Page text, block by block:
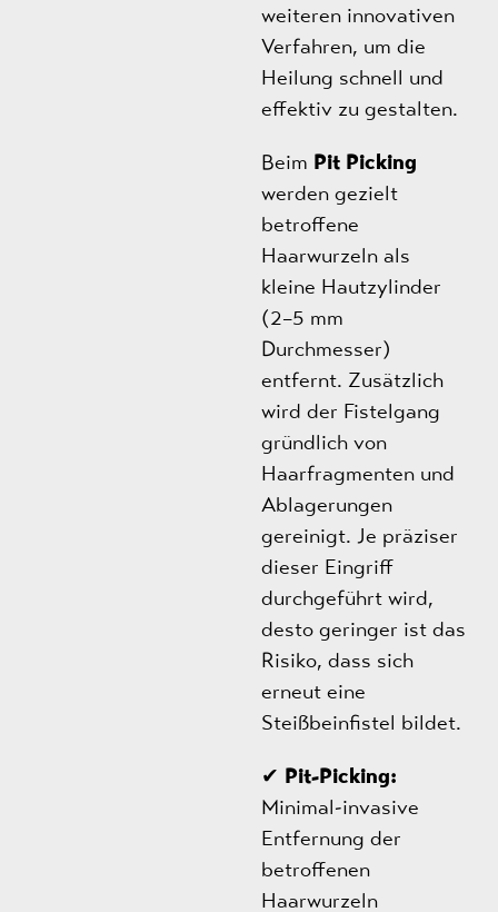
weiteren innovativen
Verfahren, um die
Heilung schnell und
effektiv zu gestalten.
Beim Pit Picking
werden gezielt
betroffene
Haarwurzeln als
kleine Hautzylinder
(2–5 mm
Durchmesser)
entfernt. Zusätzlich
wird der Fistelgang
gründlich von
Haarfragmenten und
Ablagerungen
gereinigt. Je präziser
dieser Eingriff
durchgeführt wird,
desto geringer ist das
Risiko, dass sich
erneut eine
Steißbeinfistel bildet.
✔ Pit-Picking:
Minimal-invasive
Entfernung der
betroffenen
Haarwurzeln